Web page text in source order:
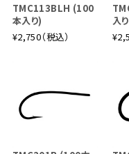
ユーフレックス・
小渓流〜中規模渓流で
た、バランスの取れた4
TMC113BLH (100
本入り)
¥2,750（税込）
入